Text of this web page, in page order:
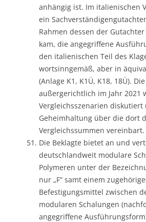
anhängig ist. Im italienischen
ein
Rahmen dessen der
kam, die angegriffene
den italienischen Teil des
wortsinngemäß, aber in
(Anlage K1, K1Ü, K18, 18Ü).
außergerichtlich im Jahr 2021
Vergleichsszenarien
Geheimhaltung über die dort
Vergleichssummen vereinbart.
Die Beklagte bietet an und
deutschlandweit modulare
Polymeren unter der
nur „F“ samt einem
Befestigungsmittel zwischen
modularen Schalungen
angegriffene